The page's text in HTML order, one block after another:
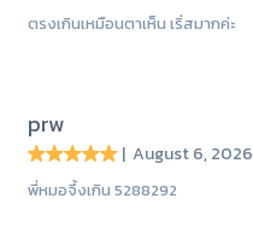
ตรงเกินเหมือนตาเห็น เริ่สมากค่ะ
prw
| August 6, 2026
พี่หมอจึ้งเกิน 5288292